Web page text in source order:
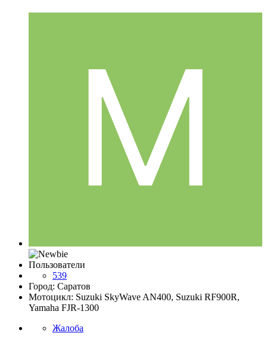
Пользователи
539
Город: Саратов
Мотоцикл: Suzuki SkyWave AN400, Suzuki RF900R,
Yamaha FJR-1300
Жалоба